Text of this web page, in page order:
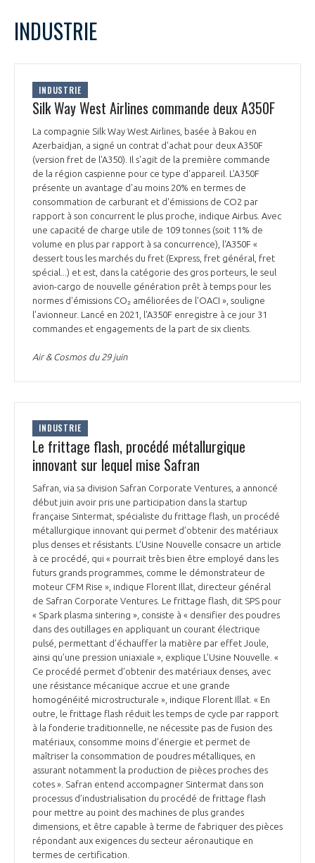
PRÉSENTATION
NOTRE VISION
NOS MISSIONS
NOTRE HISTOIRE
ORGANISATION
LE CONSEIL DU GIFAS
L’ÉQUIPE DU GIFAS
NOS RÉSEAUX À L'INTERNATIONAL
FONCTIONNEMENT
GEADS
COMITÉ AERO PME
STARTAIR
COMMISSIONS ET COMITÉS
ACCOMPAGNEMENT DE NOS ADHÉRENTS
LES PROGRAMMES DU GIFAS
UN ÉCOSYSTÈME INTÉGRÉ ET COHÉRENT
POURQUOI DEVENIR MEMBRE ?
LA MÉDIATION
LA MÉDIATION DANS LA FILIÈRE AÉRONAUTIQUE ET SPATIALE
MÉDIATION ET CHARTE D’ENGAGEMENT SUR LES RELATIONS ENTRE
LA MÉDIATION AU-DELÀ DE LA FILIÈRE AÉRONAUTIQUE ET SPATIALE
PRENDRE CONTACT AVEC LE MÉDIATEUR DE LA FILIÈRE
LE SALON DU BOURGET
L'OBSERVATOIRE
CHIFFRES CLÉS
LES ENJEUX
COMPÉTITIVITÉ
EMPLOI & FORMATION
ENVIRONNEMENT
INNOVATION
INTERNATIONALISATION
LES PUBLICATIONS
DOCUMENTS & BROCHURES
RAPPORTS D'ACTIVITÉS
L
1 2 3 4
5
13
14 17 18
19
27
28 29 30
INDUSTRIE
INDUSTRIE
Silk Way West Airlines commande deux A350F
La compagnie Silk Way West Airlines, basée à Bakou en
Azerbaïdjan, a signé un contrat d'achat pour deux A350F
(version fret de l'A350). Il s'agit de la première commande
de la région caspienne pour ce type d'appareil. L’A350F
présente un avantage d'au moins 20% en termes de
consommation de carburant et d'émissions de CO2 par
rapport à son concurrent le plus proche, indique Airbus. Avec
une capacité de charge utile de 109 tonnes (soit 11% de
volume en plus par rapport à sa concurrence), l'A350F «
dessert tous les marchés du fret (Express, fret général, fret
spécial...) et est, dans la catégorie des gros porteurs, le seul
avion-cargo de nouvelle génération prêt à temps pour les
normes d'émissions CO₂ améliorées de l'OACI », souligne
l’avionneur. Lancé en 2021, l'A350F enregistre à ce jour 31
commandes et engagements de la part de six clients.
Air & Cosmos du 29 juin
INDUSTRIE
Le frittage flash, procédé métallurgique
innovant sur lequel mise Safran
Safran, via sa division Safran Corporate Ventures, a annoncé
début juin avoir pris une participation dans la startup
française Sintermat, spécialiste du frittage flash, un procédé
métallurgique innovant qui permet d’obtenir des matériaux
plus denses et résistants. L’Usine Nouvelle consacre un article
à ce procédé, qui « pourrait très bien être employé dans les
futurs grands programmes, comme le démonstrateur de
moteur CFM Rise », indique Florent Illat, directeur général
de Safran Corporate Ventures. Le frittage flash, dit SPS pour
« Spark plasma sintering », consiste à « densifier des poudres
dans des outillages en appliquant un courant électrique
pulsé, permettant d’échauffer la matière par effet Joule,
ainsi qu’une pression uniaxiale », explique L’Usine Nouvelle. «
Ce procédé permet d’obtenir des matériaux denses, avec
une résistance mécanique accrue et une grande
homogénéité microstructurale », indique Florent Illat. « En
outre, le frittage flash réduit les temps de cycle par rapport
à la fonderie traditionnelle, ne nécessite pas de fusion des
matériaux, consomme moins d’énergie et permet de
maîtriser la consommation de poudres métalliques, en
assurant notamment la production de pièces proches des
cotes ». Safran entend accompagner Sintermat dans son
processus d’industrialisation du procédé de frittage flash
pour mettre au point des machines de plus grandes
dimensions, et être capable à terme de fabriquer des pièces
répondant aux exigences du secteur aéronautique en
termes de certification.
Rejoignez une filière d’excellence et développez
Découvrez les avantages d'adhérer au GIFAS.
Rencontres, salons, données sectorielles,
programmes ...
DEMANDE D’ADHÉSION